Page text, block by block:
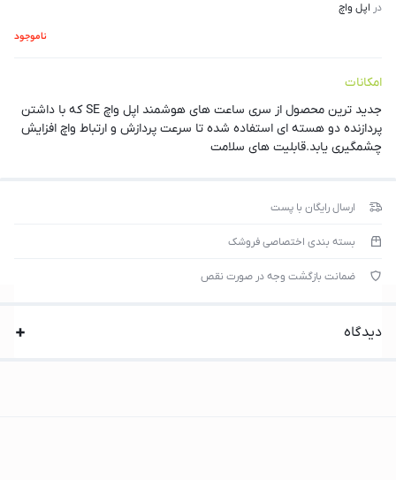
در اپل واچ
ناموجود
امکانات
جدید ترین محصول از سری ساعت های هوشمند اپل واچ SE که با داشتن
پردازنده دو هسته ای استفاده شده تا سرعت پردازش و ارتباط واچ افزایش
چشمگیری یابد.قابلیت های سلامت
ارسال رایگان با پست
بسته بندی اختصاصی فروشک
ضمانت بازگشت وجه در صورت نقص
دیدگاه